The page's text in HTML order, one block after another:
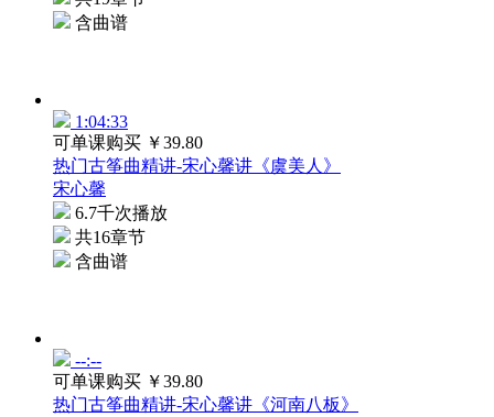
含曲谱
1:04:33
可单课购买 ￥39.80
热门古筝曲精讲-宋心馨讲《虞美人》
宋心馨
6.7千次播放
共16章节
含曲谱
--:--
可单课购买 ￥39.80
热门古筝曲精讲-宋心馨讲《河南八板》